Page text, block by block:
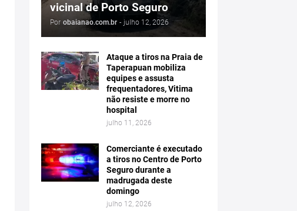
vicinal de Porto Seguro
Por obaianao.com.br - julho 12, 2026
Ataque a tiros na Praia de
Taperapuan mobiliza
equipes e assusta
frequentadores, Vitima
não resiste e morre no
hospital
julho 11, 2026
Comerciante é executado
a tiros no Centro de Porto
Seguro durante a
madrugada deste
domingo
julho 12, 2026